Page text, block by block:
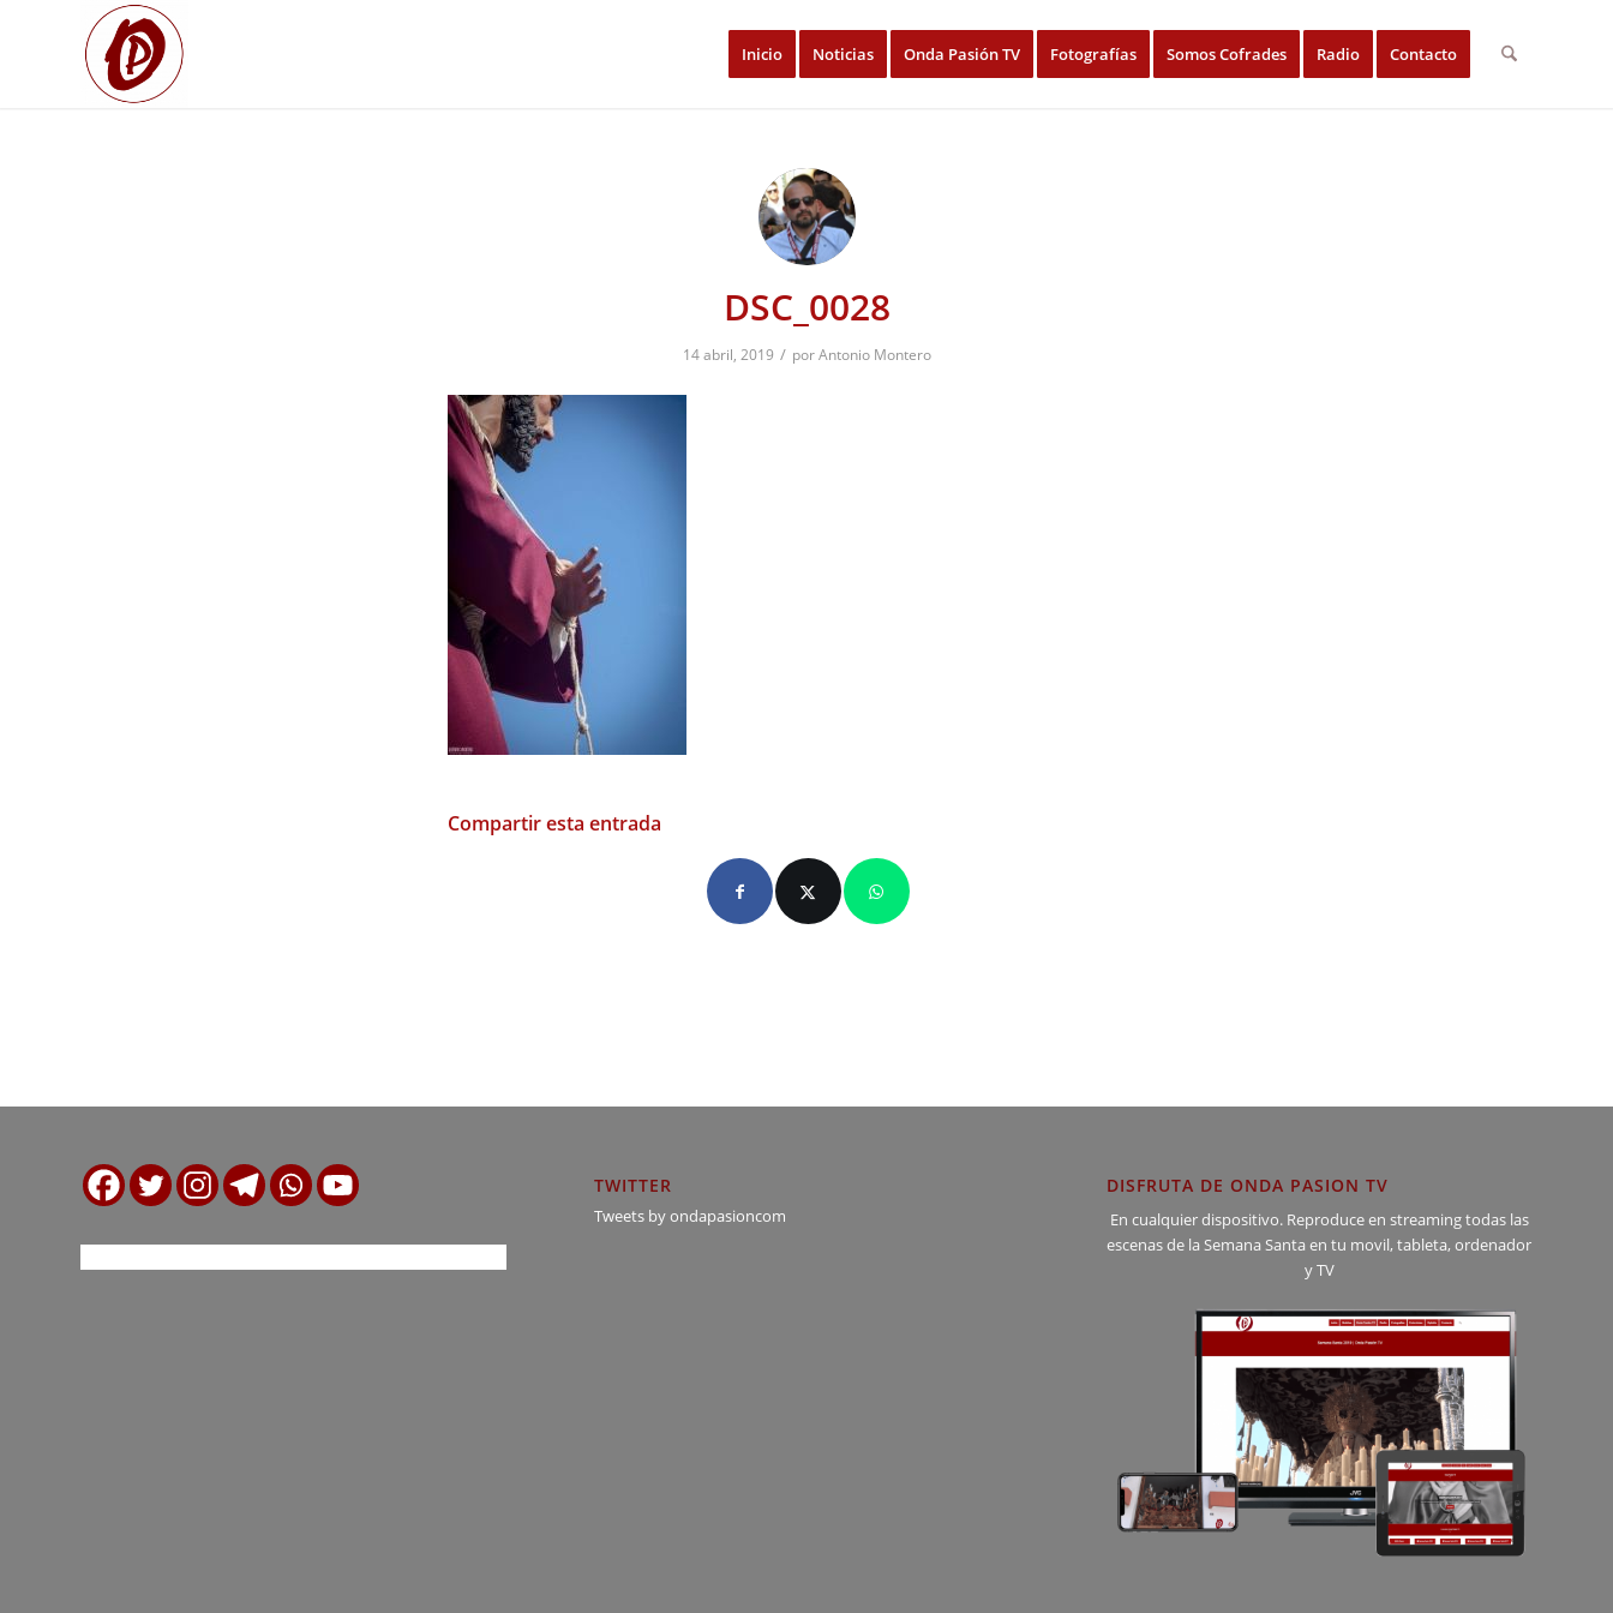
Inicio Noticias Onda Pasión TV Fotografías Somos Cofrades Radio Contacto
DSC_0028
14 abril, 2019 / porAntonio Montero
Compartir esta entrada
TWITTER
Tweets by ondapasioncom
DISFRUTA DE ONDA PASION TV
En cualquier dispositivo. Reproduce en streaming todas las
escenas de la Semana Santa en tu movil, tableta, ordenador
y TV